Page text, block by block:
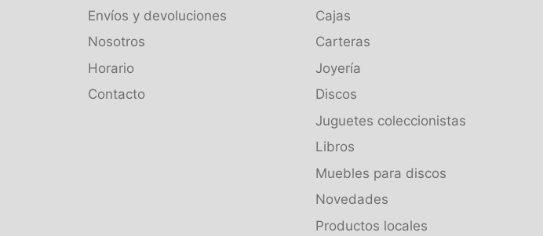
Envíos y devoluciones
Nosotros
Horario
Contacto
Cajas
Carteras
Joyería
Discos
Juguetes coleccionistas
Libros
Muebles para discos
Novedades
Productos locales